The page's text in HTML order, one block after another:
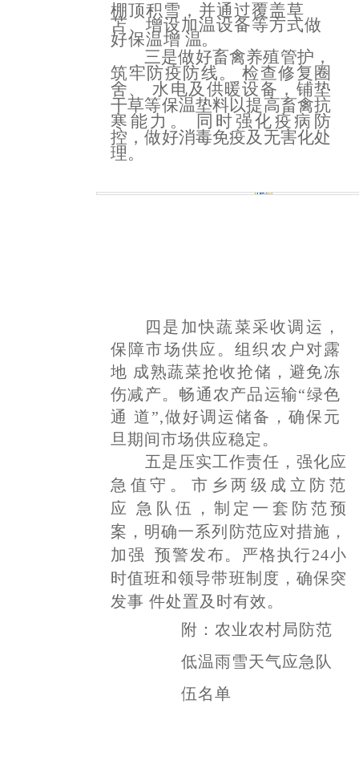
棚顶积雪，并通过覆盖草
苫、增设加温设备等方式做
好保温增 温。
三是做好畜禽养殖管护，
筑牢防疫防线。
检查修复圈
舍、
水电及供暖设备，铺垫
干草等保温垫料以提高畜禽抗
寒能力。
同时强化疫病防
控，做好消毒免疫及无害化处
理。
四是加快蔬菜采收调运，
保障市场供应 。组织农户对露
地 成熟蔬菜抢收抢储，避免冻
伤减产。畅通农产品运输“绿色
通 道”,做好调运储备，确保元
旦期间市场供应稳定。
五是压实工作责任，强化应
急值守 。 市乡两级成立防范
应
急队伍，制定一套防范预
案，明确一系列防范应对措施，
加强
预警发布。严格执行24小
时值班和领导带班制度，确保突
发事 件处置及时有效。
附：农业农村局防范
低温雨雪天气应急队
伍名单